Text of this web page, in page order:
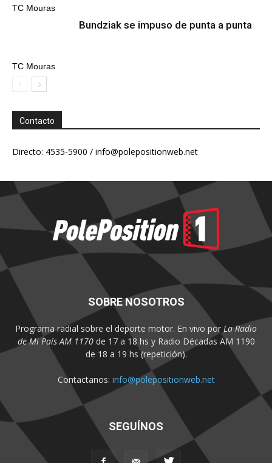
TC Mouras
TC Mouras
Bundziak se impuso de punta a punta
Contacto
Directo: 4535-5900 / info@polepositionweb.net
SOBRE NOSOTROS
Programa radial sobre el deporte motor. En vivo por La Radio
de Mi País AM 1170de 17 a 18 hs y Radio Décadas AM 1190
de 18 a 19 hs (repetición).
Contactanos: info@polepositionweb.net
SEGUÍNOS